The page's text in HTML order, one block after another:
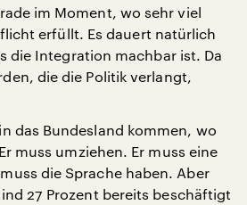
im Moment, wo sehr viel
erfüllt. Es dauert natürlich
die Integration machbar ist. Da
die die Politik verlangt,
das Bundesland kommen, wo
muss umziehen. Er muss eine
die Sprache haben. Aber
27 Prozent bereits beschäftigt